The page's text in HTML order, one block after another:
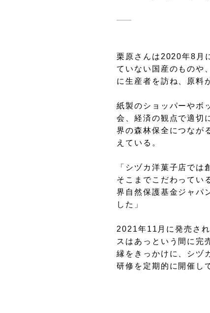
栗原さんは2020年8月
ていない国産のものや
に生産者を訪ね、原料
紙製のショッパーやボ
会、経済の観点で適切
界の森林保全につなが
えている。
「シヅカ洋菓子店で
そこまでこだわってい
界自然保護基金ジャパ
した」
2021年11月に発売さ
スはあっという間に完
縁をきっかけに、シヅ
研修を定期的に開催し